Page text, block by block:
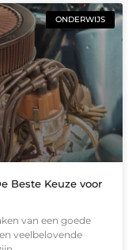
ONDERWIJS
Beste Keuze voor
van een goede
veelbelovende